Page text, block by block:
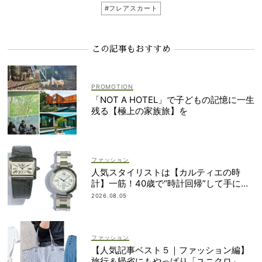
#フレアスカート
この記事もおすすめ
「NOT A HOTEL」で子どもの記憶に一生
残る【極上の家族旅】を
ファッション
人気スタイリストは【カルティエの時
計】一筋！40歳で“時計回帰”して手に入
れた名品は？
2026.08.05
ファッション
【人気記事ベスト５｜ファッション編】